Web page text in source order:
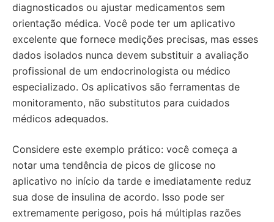
diagnosticados ou ajustar medicamentos sem
orientação médica. Você pode ter um aplicativo
excelente que fornece medições precisas, mas esses
dados isolados nunca devem substituir a avaliação
profissional de um endocrinologista ou médico
especializado. Os aplicativos são ferramentas de
monitoramento, não substitutos para cuidados
médicos adequados.
Considere este exemplo prático: você começa a
notar uma tendência de picos de glicose no
aplicativo no início da tarde e imediatamente reduz
sua dose de insulina de acordo. Isso pode ser
extremamente perigoso, pois há múltiplas razões